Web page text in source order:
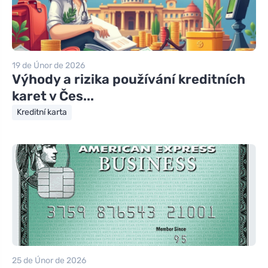
19 de Únor de 2026
Výhody a rizika používání kreditních
karet v Čes...
Kreditní karta
25 de Únor de 2026